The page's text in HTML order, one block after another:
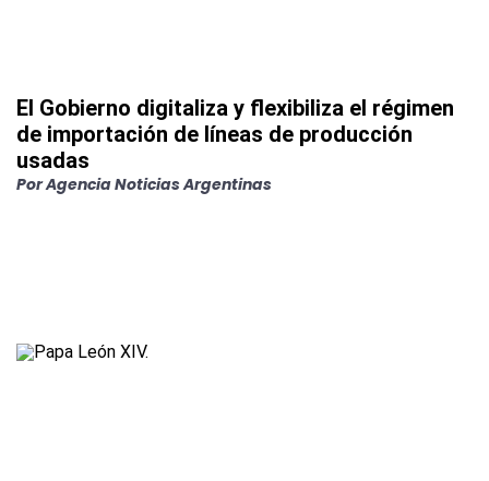
El Gobierno digitaliza y flexibiliza el régimen
de importación de líneas de producción
usadas
PorAgencia Noticias Argentinas